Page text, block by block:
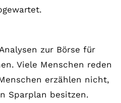
zur Börse für
Viele Menschen reden
erzählen nicht,
Sparplan besitzen.